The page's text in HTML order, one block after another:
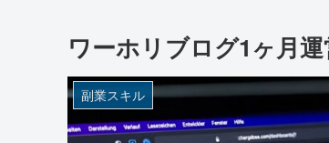
ワーホリブログ1ヶ月
副業スキル